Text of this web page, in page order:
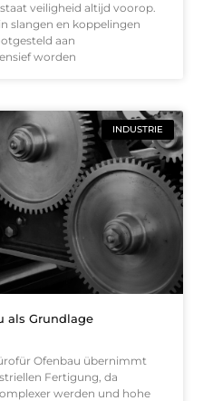
veiligheid altijd voorop.
slangen en koppelingen
aan
worden
INDUSTRIE
als Grundlage
Ofenbau übernimmt
Fertigung, da
werden und hohe